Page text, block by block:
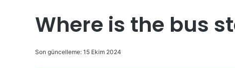
Where is the bus
Son güncelleme: 15 Ekim 2024